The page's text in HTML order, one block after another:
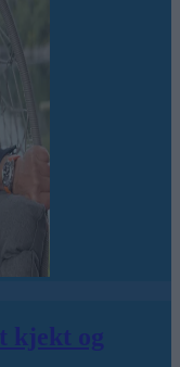
kjekt og